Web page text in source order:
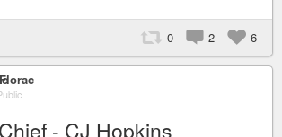
0 2 6
- CJ Hopkins